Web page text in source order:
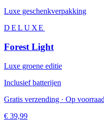
Luxe geschenkverpakking
DELUXE
Forest Light
Luxe groene editie
Inclusief batterijen
Gratis verzending · Op
€ 39,99